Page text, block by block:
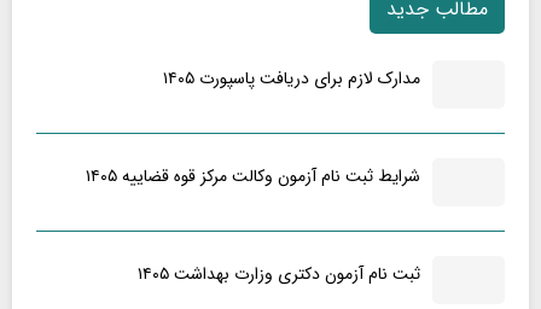
مطالب جدید
مدارک لازم برای دریافت پاسپورت ۱۴۰۵
شرایط ثبت نام آزمون وکالت مرکز قوه قضاییه ۱۴۰۵
ثبت نام آزمون دکتری وزارت بهداشت ۱۴۰۵